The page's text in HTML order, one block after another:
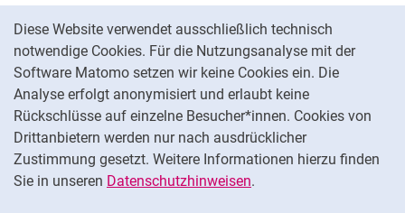
Diese Website verwendet ausschließlich technisch
notwendige Cookies. Für die Nutzungsanalyse mit der
Software Matomo setzen wir keine Cookies ein. Die
Analyse erfolgt anonymisiert und erlaubt keine
Rückschlüsse auf einzelne Besucher*innen. Cookies von
Drittanbietern werden nur nach ausdrücklicher
Zustimmung gesetzt. Weitere Informationen hierzu finden
Sie in unseren Datenschutzhinweisen.
Datenschutz
Barrierefreiheit
Transparenter KI-Einsatz
Impressum
Cookie-Einstellungen